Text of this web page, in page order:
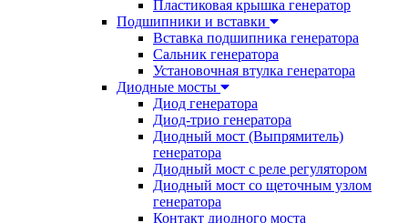
Пластиковая крышка генератор
Подшипники и вставки
Вставка подшипника генератора
Сальник генератора
Установочная втулка генератора
Диодные мосты
Диод генератора
Диод-трио генератора
Диодный мост (Выпрямитель)
генератора
Диодный мост с реле регулятором
Диодный мост со щеточным узлом
генератора
Контакт диодного моста